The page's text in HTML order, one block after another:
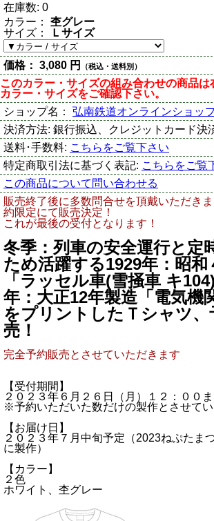
在庫数: 0
カラー：
杢グレー
サイズ：
Ｌサイズ
価格： 3,080 円 （税込・送料別）
このカラー・サイズの組み合わせの商品
カラー・サイズをご確認下さい。
ショップ名： 弘南鉄道オンラインショッ
決済方法: 銀行振込、クレジットカード決
送料･手数料: こちらをご覧下さい
特定商取引法に基づく表記: こちらをご覧
この商品について問い合わせる
販売終了後に多数問合せを頂戴いただき
約限定にて販売決定！
これが最後の受付となります！
冬季：列車の安全運行と定
ため活躍する1929年：昭和
「ラッセル車(雪掻車 キ
年：大正12年製造「電気機
をプリントしたＴシャツ、
売！
完全予約販売とさせていただきます
【受付期間】
２０２３年６月２６日（月）１２：００
※予約いただいた数だけの製作とさせて
【お届け日】
２０２３年７月中旬予定（2023ねぷたま
に製作）
【カラー】
２色
ホワイト、杢グレー